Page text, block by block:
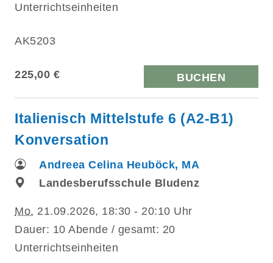
Unterrichtseinheiten
AK5203
225,00 € BUCHEN
Italienisch Mittelstufe 6 (A2-B1)
Konversation
Andreea Celina Heuböck, MA
Landesberufsschule Bludenz
Mo. 21.09.2026, 18:30 - 20:10 Uhr
Dauer: 10 Abende / gesamt: 20
Unterrichtseinheiten